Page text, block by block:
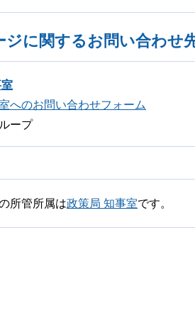
ジに関するお問い合わせ
へのお問い合わせフォーム
ープ
所管所属は政策局 知事室です。